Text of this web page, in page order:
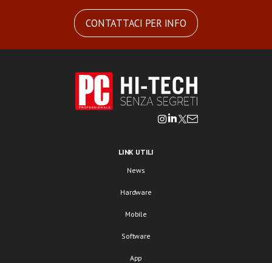
CONTATTACI PER INFO
LINK UTILI
News
Hardware
Mobile
Software
App